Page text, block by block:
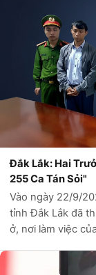
Đắk Lắk: Hai
255 Ca Tán Sỏi"
Vào ngày 22/9/
tỉnh Đắk Lắk đã
ở, nơi làm việc
1977, Trưởng